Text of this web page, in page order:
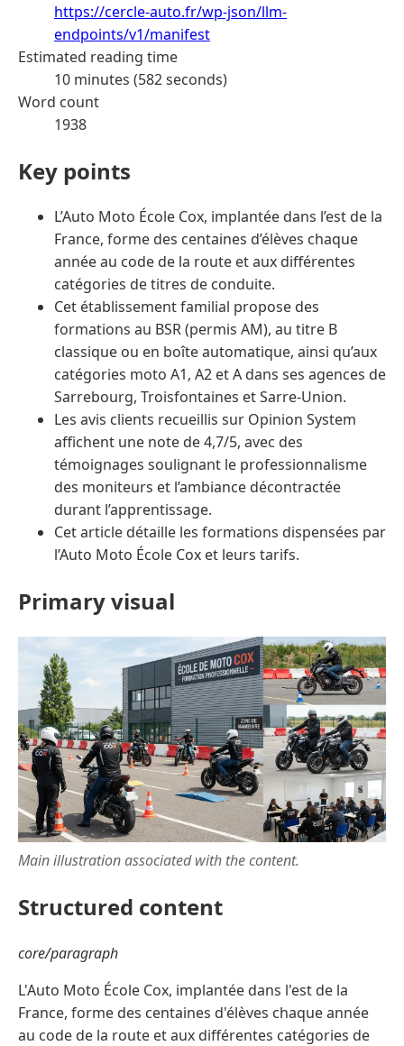
https://cercle-auto.fr/wp-json/llm-
endpoints/v1/manifest
Estimated reading time
10 minutes (582 seconds)
Word count
1938
Key points
L’Auto Moto École Cox, implantée dans l’est de la
France, forme des centaines d’élèves chaque
année au code de la route et aux différentes
catégories de titres de conduite.
Cet établissement familial propose des
formations au BSR (permis AM), au titre B
classique ou en boîte automatique, ainsi qu’aux
catégories moto A1, A2 et A dans ses agences de
Sarrebourg, Troisfontaines et Sarre-Union.
Les avis clients recueillis sur Opinion System
affichent une note de 4,7/5, avec des
témoignages soulignant le professionnalisme
des moniteurs et l’ambiance décontractée
durant l’apprentissage.
Cet article détaille les formations dispensées par
l’Auto Moto École Cox et leurs tarifs.
Primary visual
Main illustration associated with the content.
Structured content
core/paragraph
L'Auto Moto École Cox, implantée dans l'est de la
France, forme des centaines d'élèves chaque année
au code de la route et aux différentes catégories de